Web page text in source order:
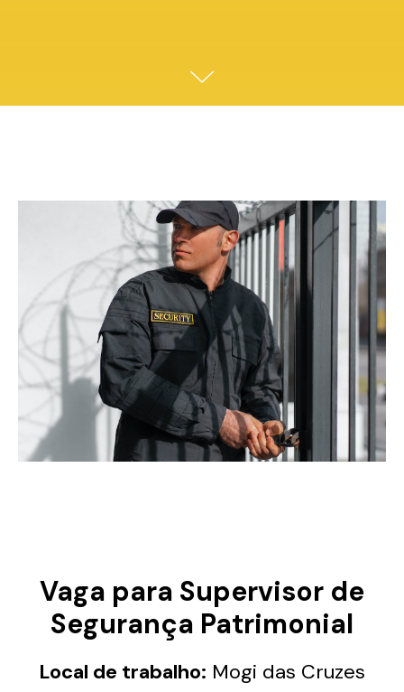
Vaga para Supervisor de
Segurança Patrimonial
Local de trabalho: Mogi das Cruzes